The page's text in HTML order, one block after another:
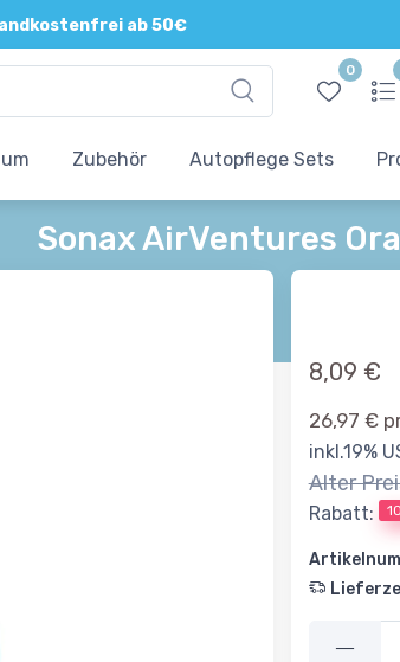
ab 50€
0
Zubehör Autopflege Sets
Sonax AirVentures
8,09 €
26,97 €
inkl.19%
Alter
Rabatt:
—